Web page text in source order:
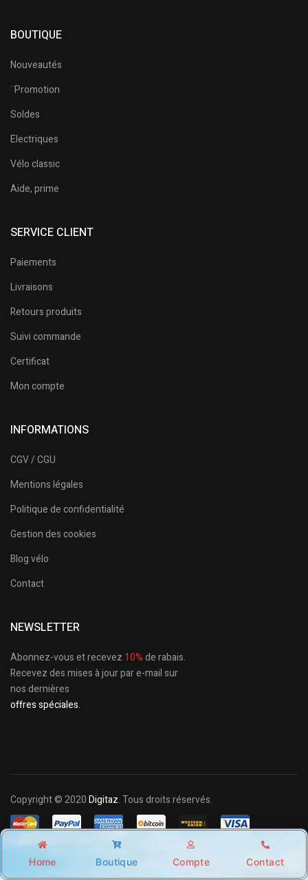
Shop Account Search Wishlist
BOUTIQUE
Nouveautés
¨Promotion
Soldes
Electriques
Vélo classic
Aide, prime
SERVICE CLIENT
Paiements
Livraisons
Retours produits
Suivi commande
Certificat
Mon compte
INFORMATIONS
CGV / CGU
Mentions légales
Politique de confidentialité
Gestion des cookies
Blog vélo
Contact
NEWSLETTER
Abonnez-vous et recevez 10%de rabais.
Recevez des mises à jour par e-mail sur
nos dernières
offres spéciales.
Copyright © 2020Digitaz. Tous droits réservés.
CGU / CGV / Politique de confidentialité
Home Boutique Compte Contact